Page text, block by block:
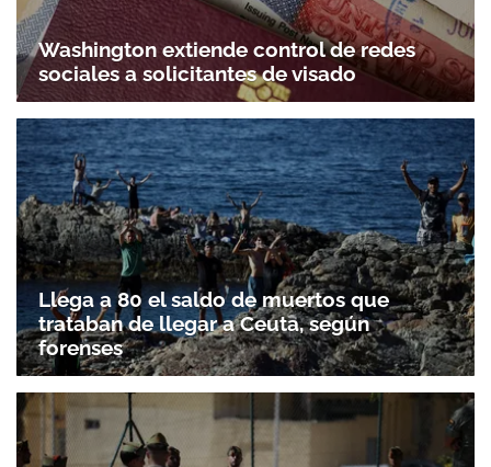
Washington extiende control de redes
sociales a solicitantes de visado
Llega a 80 el saldo de muertos que
trataban de llegar a Ceuta, según
forenses